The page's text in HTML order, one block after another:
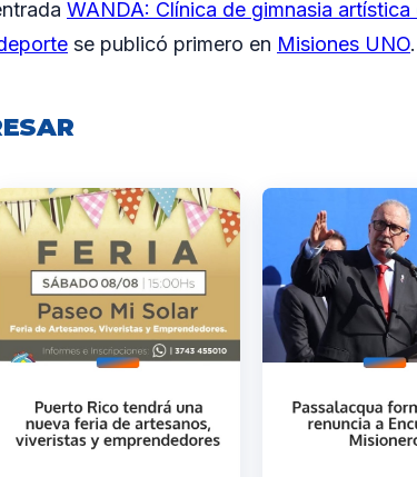
WANDA: Clínica de gimnasia
se publicó primero en Misiones UNO.